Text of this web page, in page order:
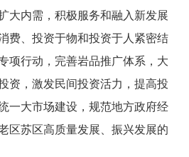
内需，积极服务和融入新发展
费、投资于物和投资于人紧密结
项行动，完善岩品推广体系，大
资，激发民间投资活力，提高投
一大市场建设，规范地方政府经
区苏区高质量发展、振兴发展的